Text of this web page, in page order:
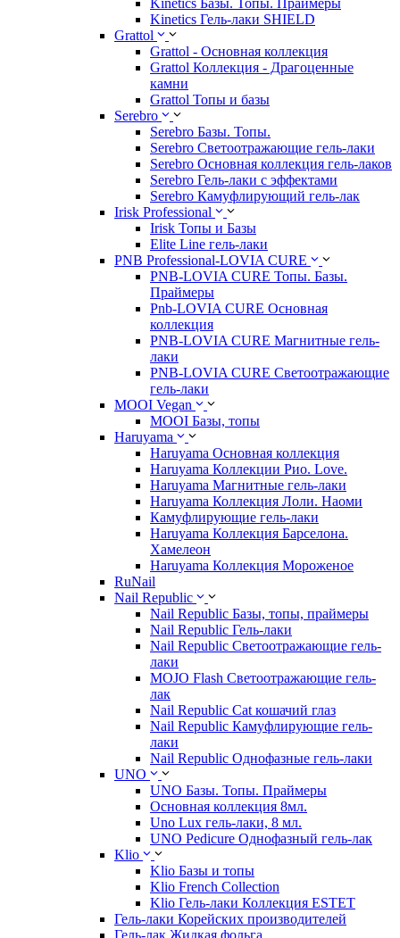
Kinetics Базы. Топы. Праймеры
Kinetics Гель-лаки SHIELD
Grattol
Grattol - Oснoвнaя коллекция
Grattol Коллекция - Драгоценные
камни
Grattol Топы и базы
Serebro
Serebro Базы. Топы.
Serebro Светоотражающие гель-лаки
Serebro Основная коллекция гель-лаков
Serebro Гель-лаки с эффектами
Serebro Камуфлирующий гель-лак
Irisk Professional
Irisk Топы и Базы
Elite Line гель-лаки
PNB Professional-LOVIA CURE
PNB-LOVIA CURE Топы. Базы.
Праймеры
Pnb-LOVIA CURE Основная
коллекция
PNB-LOVIA CURE Магнитные гель-
лаки
PNB-LOVIA CURE Cветоотражающие
гель-лаки
MOOI Vegan
MOOI Базы, топы
Haruyama
Haruyama Основная коллекция
Haruyama Коллекции Рио. Love.
Haruyama Магнитные гель-лаки
Haruyama Коллекция Лоли. Наоми
Камуфлирующие гель-лаки
Haruyama Коллекция Барселона.
Хамелеон
Haruyama Коллекция Мороженое
RuNail
Nail Republic
Nail Republic Базы, топы, праймеры
Nail Republic Гель-лаки
Nail Republic Светоотражающие гель-
лаки
MOJO Flash Светоотражающие гель-
лак
Nail Republic Cat кошачий глаз
Nail Republic Камуфлирующие гель-
лаки
Nail Republic Однофазные гель-лаки
UNO
UNO Базы. Топы. Праймеры
Основная коллекция 8мл.
Uno Lux гель-лаки, 8 мл.
UNO Pedicure Однофазный гель-лак
Klio
Klio Базы и топы
Klio French Collection
Klio Гель-лаки Коллекция ESTET
Гель-лаки Корейских производителей
Гель-лак Жидкая фольга